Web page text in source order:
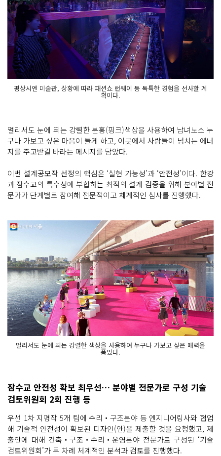
평상시엔 미술관, 상황에 따라 패션쇼 런웨이 등 독특한 경험을 선사할 계
획이다.
멀리서도 눈에 띄는 강렬한 분홍(핑크)색상을 사용하여 남녀노소 누
구나 가보고 싶은 마음이 들게 하고, 이곳에서 사람들이 넘치는 에너
지를 주고받길 바라는 메시지를 담았다.
이번 설계공모작 선정의 핵심은 ‘실현 가능성’과 ‘안전성’이다. 한강
과 잠수교의 특수성에 부합하는 최적의 설계 검증을 위해 분야별 전
문가가 단계별로 참여해 전문적이고 체계적인 심사를 진행했다.
멀리서도 눈에 띄는 강렬한 색상을 사용하여 누구나 가보고 싶은 매력을
품었다.
잠수교 안전성 확보 최우선… 분야별 전문가로 구성 기술
검토위원회 2회 진행 등
우선 1차 지명작 5개 팀에 수리‧구조분야 등 엔지니어링사와 협업
해 기술적 안전성이 확보된 디자인(안)을 제출할 것을 요청했고, 제
출안에 대해 건축‧구조‧수리‧운영분야 전문가로 구성된 ‘기술
검토위원회’가 두 차례 체계적인 분석과 검토를 진행했다.